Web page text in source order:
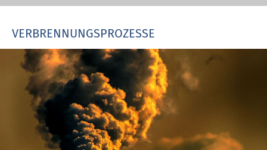
VERBRENNUNGSPROZESSE